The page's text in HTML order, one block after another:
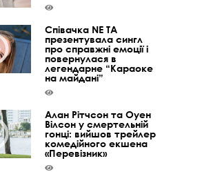
Співачка NE TA
презентувала сингл
про справжні емоції і
повернулася в
легендарне “Караоке
на майдані”
Алан Рітчсон та Оуен
Вілсон у смертельній
гонці: вийшов трейлер
комедійного екшена
«Перевізник»